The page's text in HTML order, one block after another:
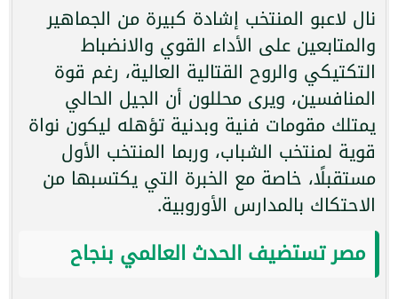
نال لاعبو المنتخب إشادة كبيرة من الجماهير
والمتابعين على الأداء القوي والانضباط
التكتيكي والروح القتالية العالية، رغم قوة
المنافسين، ويرى محللون أن الجيل الحالي
يمتلك مقومات فنية وبدنية تؤهله ليكون نواة
قوية لمنتخب الشباب، وربما المنتخب الأول
مستقبلًا، خاصة مع الخبرة التي يكتسبها من
الاحتكاك بالمدارس الأوروبية.
مصر تستضيف الحدث العالمي بنجاح